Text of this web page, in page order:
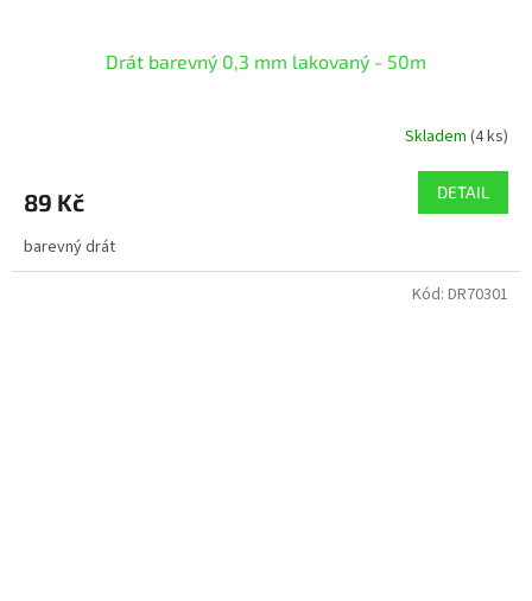
Drát barevný 0,3 mm lakovaný - 50m
Skladem (4 ks)
89 Kč DETAIL
barevný drát
Kód: DR70301